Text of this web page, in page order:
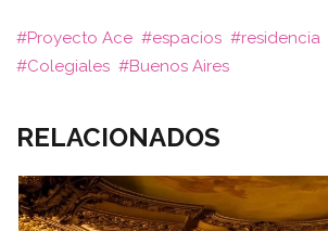
Proyecto Ace espacios residencia
Colegiales
Buenos Aires
RELACIONADOS